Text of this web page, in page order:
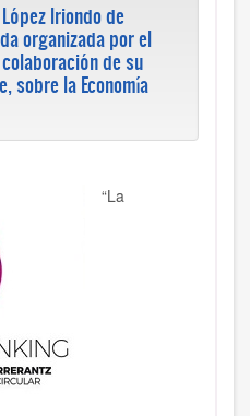
Iriondo de
organizada por el
de su
sobre la Economía
“La